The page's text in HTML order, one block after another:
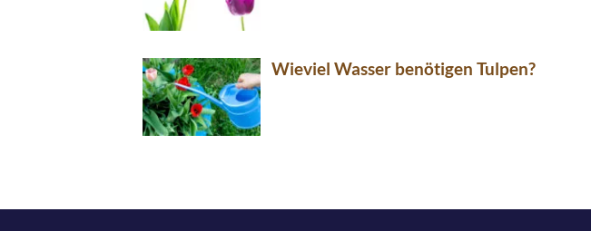
Wieviel Wasser benötigen Tulpen?